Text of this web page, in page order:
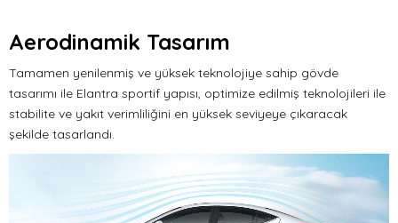
Aerodinamik Tasarım
Tamamen yenilenmiş ve yüksek teknolojiye sahip gövde
tasarımı ile Elantra sportif yapısı, optimize edilmiş teknolojileri ile
stabilite ve yakıt verimliliğini en yüksek seviyeye çıkaracak
şekilde tasarlandı.